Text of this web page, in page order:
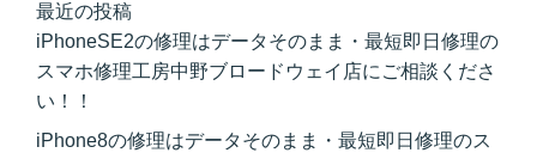
最近の投稿
iPhoneSE2の修理はデータそのまま・最短即日修理の
スマホ修理工房中野ブロードウェイ店にご相談くださ
い！！
iPhone8の修理はデータそのまま・最短即日修理のス